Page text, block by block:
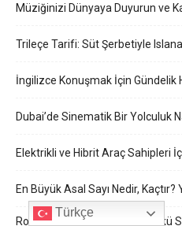
Müziğinizi Dünyaya Duyurun ve
Trileçe Tarifi: Süt Şerbetiyle
İngilizce Konuşmak İçin Gündelik
Dubai’de Sinematik Bir Yolculuk
Elektrikli ve Hibrit Araç Sahipleri
En Büyük Asal Sayı Nedir,
Roket Dergisi 5 Bilimkurgu Öykü
Türkçe